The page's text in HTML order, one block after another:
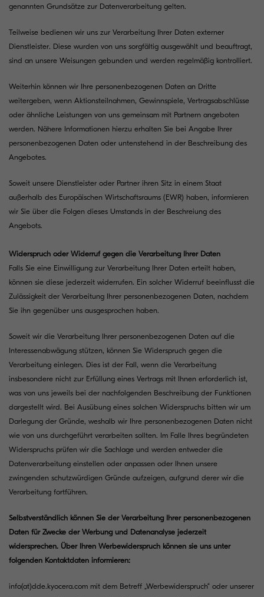
genannten Grundsätze zur Datenverarbeitung gelten.
Teilweise bedienen wir uns zur Verarbeitung Ihrer Daten externer
Dienstleister. Diese wurden von uns sorgfältig ausgewählt und beauftragt,
sind an unsere Weisungen gebunden und werden regelmäßig kontrolliert.
Weiterhin können wir Ihre personenbezogenen Daten an Dritte
weitergeben, wenn Aktionsteilnahmen, Gewinnspiele, Vertragsabschlüsse
oder ähnliche Leistungen von uns gemeinsam mit Partnern angeboten
werden. Nähere Informationen hierzu erhalten Sie bei Angabe Ihrer
personenbezogenen Daten oder untenstehend in der Beschreibung des
Angebotes.
Soweit unsere Dienstleister oder Partner ihren Sitz in einem Staat
außerhalb des Europäischen Wirtschaftsraums (EWR) haben, informieren
wir Sie über die Folgen dieses Umstands in der Beschreiung des
Angebots.
Widerspruch oder Widerruf gegen die Verarbeitung Ihrer Daten
Falls Sie eine Einwilligung zur Verarbeitung Ihrer Daten erteilt haben,
können sie diese jederzeit widerrufen. Ein solcher Widerruf beeinflusst die
Zulässigkeit der Verarbeitung Ihrer personenbezogenen Daten, nachdem
Sie ihn gegenüber uns ausgesprochen haben.
Soweit wir die Verarbeitung Ihrer personenbezogenen Daten auf die
Interessenabwägung stützen, können Sie Widerspruch gegen die
Verarbeitung einlegen. Dies ist der Fall, wenn die Verarbeitung
insbesondere nicht zur Erfüllung eines Vertrags mit Ihnen erforderlich ist,
was von uns jeweils bei der nachfolgenden Beschreibung der Funktionen
dargestellt wird. Bei Ausübung eines solchen Widerspruchs bitten wir um
Darlegung der Gründe, weshalb wir Ihre personenbezogenen Daten nicht
wie von uns durchgeführt verarbeiten sollten. Im Falle Ihres begründeten
Widerspruchs prüfen wir die Sachlage und werden entweder die
Datenverarbeitung einstellen oder anpassen oder Ihnen unsere
zwingenden schutzwürdigen Gründe aufzeigen, aufgrund derer wir die
Verarbeitung fortführen.
Selbstverständlich können Sie der Verarbeitung Ihrer personenbezogenen
Daten für Zwecke der Werbung und Datenanalyse jederzeit
widersprechen. Über Ihren Werbewiderspruch können sie uns unter
folgenden Kontaktdaten informieren:
info(at)dde.kyocera.com mit dem Betreff „Werbewiderspruch“ oder unserer